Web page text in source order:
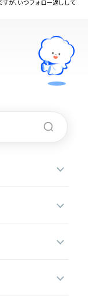
が、いつフォロー返しして